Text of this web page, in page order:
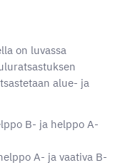
on luvassa
alue- ja
B- ja helppo A-
A- ja vaativa B-